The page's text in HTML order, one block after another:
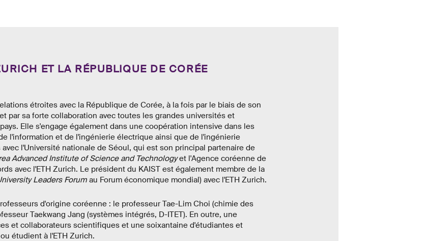
ET LA RÉPUBLIQUE DE CORÉE
étroites avec la République de Corée, à la fois par le biais de son
par sa forte collaboration avec toutes les grandes universités et
Elle s'engage également dans une coopération intensive dans les
l'information et de l'ingénierie électrique ainsi que de l'ingénierie
l'Université nationale de Séoul, qui est son principal partenaire de
Advanced Institute of Science and Technologyet l'Agence coréenne de
avec l'ETH Zurich. Le président du KAIST est également membre de la
Leaders Forumau Forum économique mondial) avec l'ETH Zurich.
d'origine coréenne : le professeur Tae-Lim Choi (chimie des
Taekwang Jang (systèmes intégrés, D-ITET). En outre, une
et collaborateurs scientifiques et une soixantaine d'étudiantes et
étudient à l'ETH Zurich.